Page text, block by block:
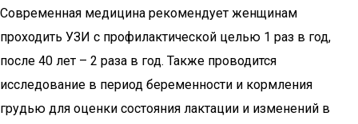
Современная медицина рекомендует женщинам
проходить УЗИ с профилактической целью 1 раз в год,
после 40 лет – 2 раза в год. Также проводится
исследование в период беременности и кормления
грудью для оценки состояния лактации и изменений в